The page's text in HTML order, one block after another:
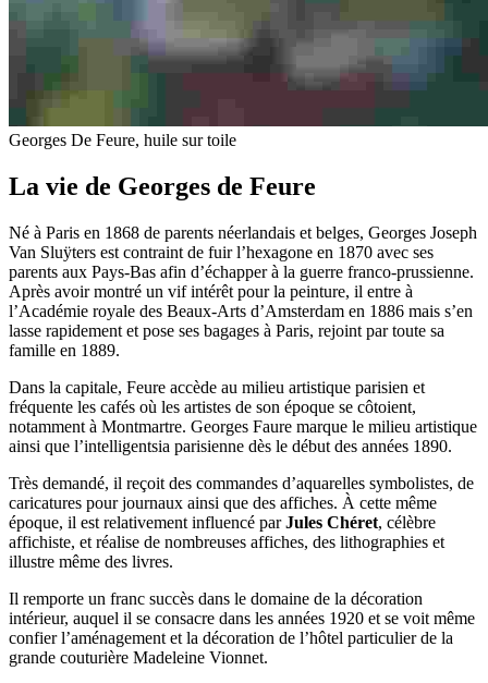
Georges De Feure, huile sur toile
La vie de Georges de Feure
Né à Paris en 1868 de parents néerlandais et belges, Georges Joseph
Van Sluÿters est contraint de fuir l’hexagone en 1870 avec ses
parents aux Pays-Bas afin d’échapper à la guerre franco-prussienne.
Après avoir montré un vif intérêt pour la peinture, il entre à
l’Académie royale des Beaux-Arts d’Amsterdam en 1886 mais s’en
lasse rapidement et pose ses bagages à Paris, rejoint par toute sa
famille en 1889.
Dans la capitale, Feure accède au milieu artistique parisien et
fréquente les cafés où les artistes de son époque se côtoient,
notamment à Montmartre. Georges Faure marque le milieu artistique
ainsi que l’intelligentsia parisienne dès le début des années 1890.
Très demandé, il reçoit des commandes d’aquarelles symbolistes, de
caricatures pour journaux ainsi que des affiches. À cette même
époque, il est relativement influencé parJules Chéret, célèbre
affichiste, et réalise de nombreuses affiches, des lithographies et
illustre même des livres.
Il remporte un franc succès dans le domaine de la décoration
intérieur, auquel il se consacre dans les années 1920 et se voit même
confier l’aménagement et la décoration de l’hôtel particulier de la
grande couturière Madeleine Vionnet.